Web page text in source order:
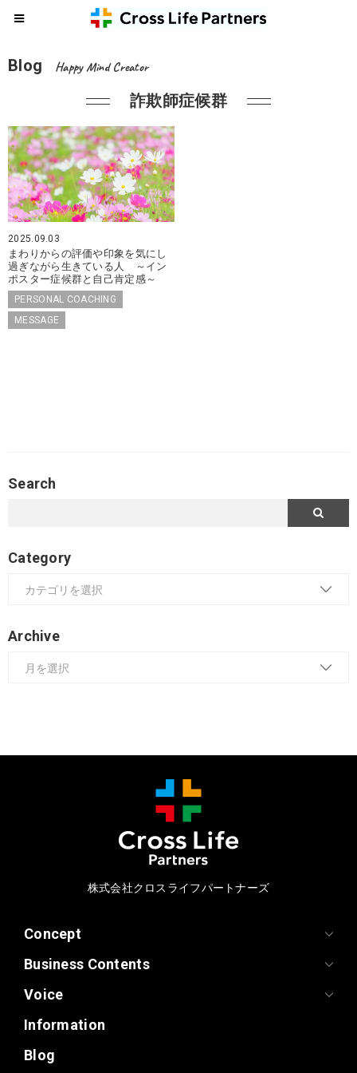
Blog Happy Mind Creator
詐欺師症候群
2025.09.03
まわりからの評価や印象を気にし
過ぎながら生きている人 ～イン
ポスター症候群と自己肯定感～
PERSONAL COACHING
MESSAGE
Search
Category
Archive
株式会社クロスライフパートナーズ
Concept
Business Contents
Voice
Information
Blog